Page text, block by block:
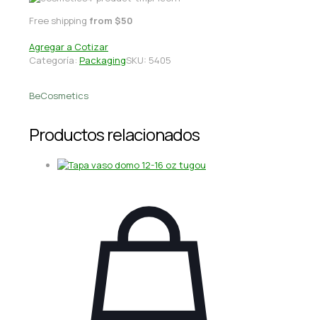
Free shipping from $50
Agregar a Cotizar
Categoría: PackagingSKU: 5405
BeCosmetics
Productos relacionados